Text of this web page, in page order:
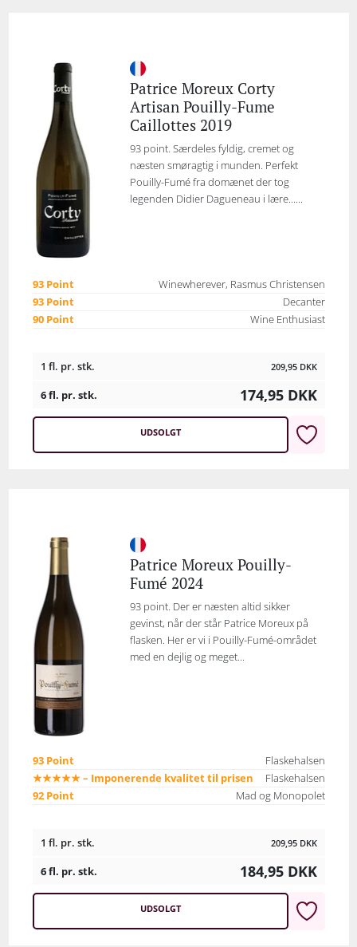
Patrice Moreux Corty
Artisan Pouilly-Fume
Caillottes 2019
93 point. Særdeles fyldig, cremet og
næsten smøragtig i munden. Perfekt
Pouilly-Fumé fra domænet der tog
legenden Didier Dagueneau i lære......
93 Point
Winewherever, Rasmus Christensen
93 Point
Decanter
90 Point
Wine Enthusiast
1 fl. pr. stk. 209,95 DKK
6 fl. pr. stk. 174,95 DKK
UDSOLGT
Patrice Moreux Pouilly-
Fumé 2024
93 point. Der er næsten altid sikker
gevinst, når der står Patrice Moreux på
flasken. Her er vi i Pouilly-Fumé-området
med en dejlig og meget...
93 Point
Flaskehalsen
★★★★★ – Imponerende kvalitet til prisen
Flaskehalsen
92 Point
Mad og Monopolet
1 fl. pr. stk. 209,95 DKK
6 fl. pr. stk. 184,95 DKK
UDSOLGT